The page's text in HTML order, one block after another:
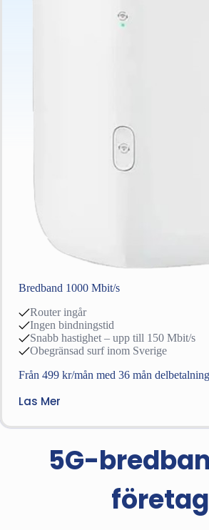
Bredband 1000 Mbit/s
Router ingår
Ingen bindningstid
Snabb hastighet – upp till 150 Mbit/s
Obegränsad surf inom Sverige
Från 499 kr/mån med 36 mån delbetalning
Las Mer
5G-
företag